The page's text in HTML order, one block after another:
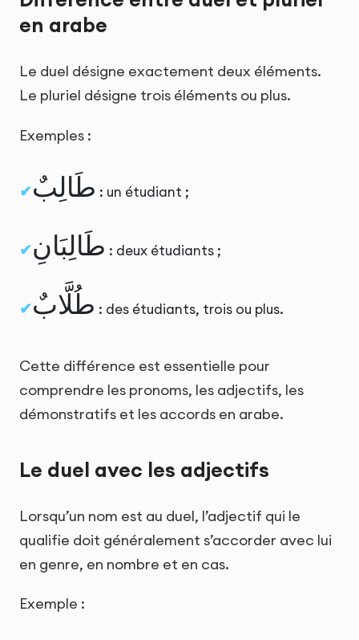
en arabe
Le duel désigne exactement deux éléments.
Le pluriel désigne trois éléments ou plus.
Exemples :
طَالِبٌ : un étudiant ;
طَالِبَانِ : deux étudiants ;
طُلَّابٌ : des étudiants, trois ou plus.
Cette différence est essentielle pour
comprendre les pronoms, les adjectifs, les
démonstratifs et les accords en arabe.
Le duel avec les adjectifs
Lorsqu’un nom est au duel, l’adjectif qui le
qualifie doit généralement s’accorder avec lui
en genre, en nombre et en cas.
Exemple :